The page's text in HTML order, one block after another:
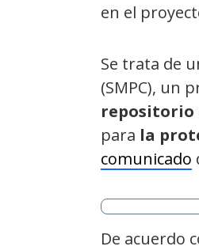
en el
Se trata de
(SMPC), un
repositorio
para la
comunicado
De acuerdo